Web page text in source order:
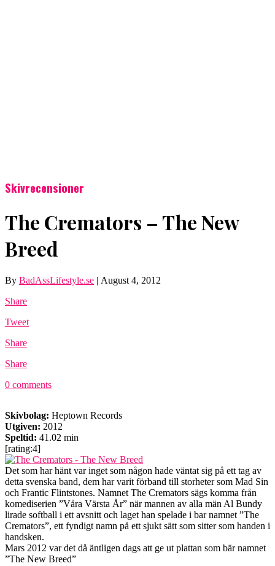
Skivrecensioner
The Cremators – The New
Breed
By BadAssLifestyle.se | August 4, 2012
Share
Tweet
Share
Share
0 comments
Skivbolag: Heptown Records
Utgiven: 2012
Speltid: 41.02 min
[rating:4]
Det som har hänt var inget som någon hade väntat sig på ett tag av
detta svenska band, dem har varit förband till storheter som Mad Sin
och Frantic Flintstones. Namnet The Cremators sägs komma från
komediserien ”Våra Värsta År” när mannen av alla män Al Bundy
lirade softball i ett avsnitt och laget han spelade i bar namnet ”The
Cremators”, ett fyndigt namn på ett sjukt sätt som sitter som handen i
handsken.
Mars 2012 var det då äntligen dags att ge ut plattan som bär namnet
”The New Breed”